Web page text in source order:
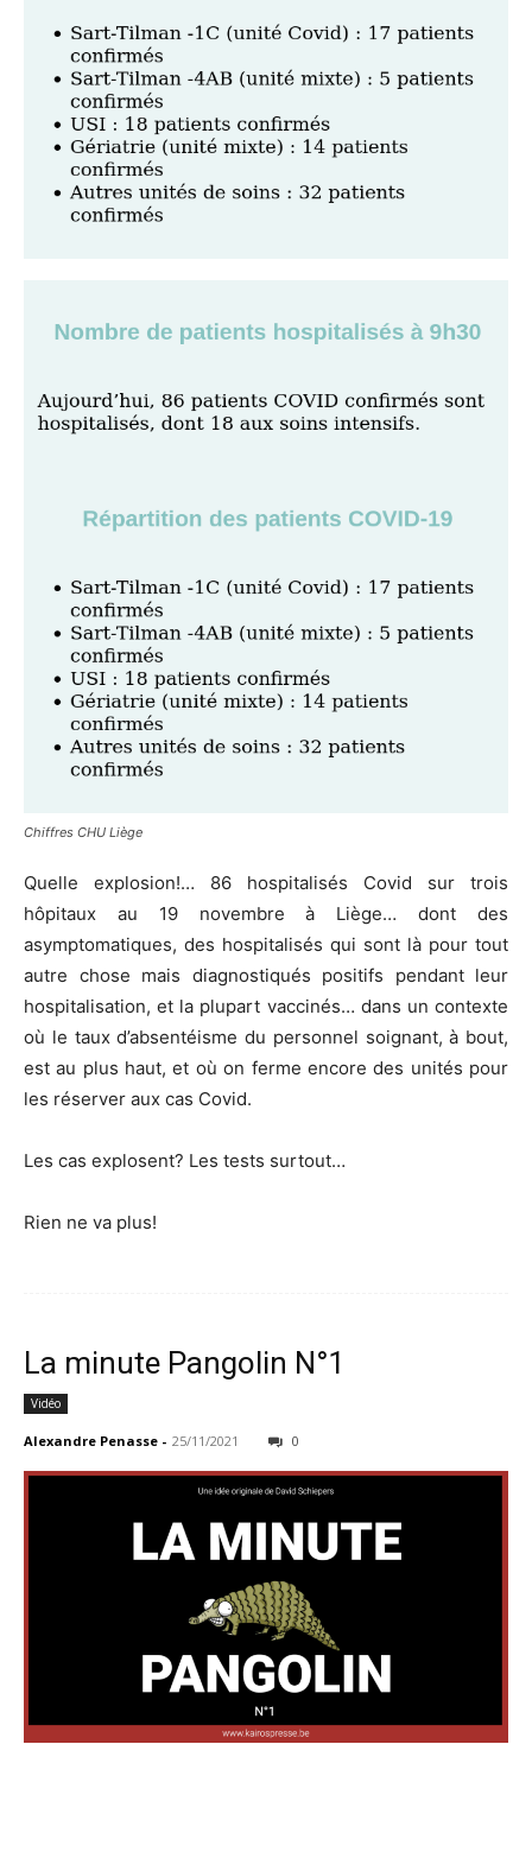
Chiffres CHU Liège
Quelle explosion!… 86 hospitalisés Covid sur trois
hôpitaux au 19 novembre à Liège… dont des
asymptomatiques, des hospitalisés qui sont là pour tout
autre chose mais diagnostiqués positifs pendant leur
hospitalisation, et la plupart vaccinés… dans un contexte
où le taux d’absentéisme du personnel soignant, à bout,
est au plus haut, et où on ferme encore des unités pour
les réserver aux cas Covid.
Les cas explosent? Les tests surtout…
Rien ne va plus!
La minute Pangolin N°1
Vidéo
Alexandre Penasse - 25/11/2021 0